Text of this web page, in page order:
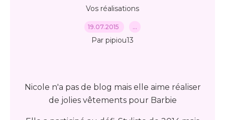
Vos réalisations
19.07.2015 …
Par pipiou13
Nicole n'a pas de blog mais elle aime réaliser
de jolies vêtements pour Barbie